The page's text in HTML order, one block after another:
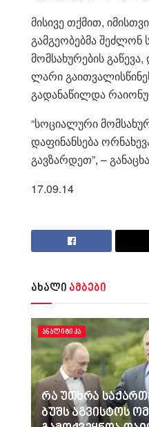
მისივე თქმით,
გამგეობებმა
მომსახურების
ლარი
გადანაწილდა
“სოციალური
დაფინანსება
გავზარდეთ”, –
17.09.14
ახალი ამბები
ᲐᲜᲐᲚᲘᲢᲘᲙᲐ
რა უთხრა
ბუშს აგვისტოს